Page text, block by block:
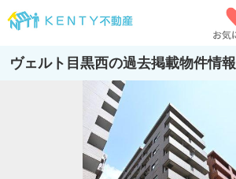
ヴェルト目黒西の過去掲載物件情報